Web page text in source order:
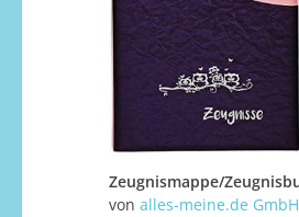
von alles-meine.de GmbH